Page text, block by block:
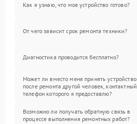
Как я узнаю, что мое устройство готово?
От чего зависит срок ремонта техники?
Диагностика проводится бесплатно?
Может ли вместо меня принять устройство
после ремонта другой человек, контактный
телефон которого я предоставлю?
Возможно ли получать обратную связь в
процессе выполнения ремонтных работ?